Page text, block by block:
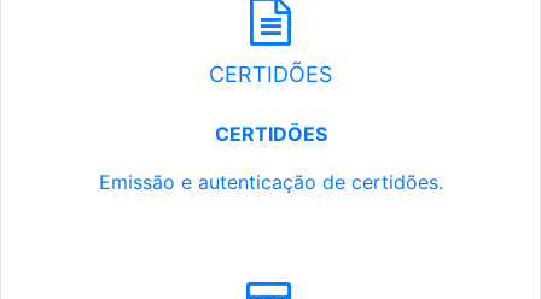
CERTIDÕES
CERTIDÕES
Emissão e autenticação de certidões.